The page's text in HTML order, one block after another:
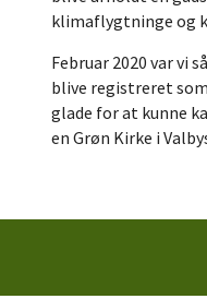
klimaflygtninge og
Februar 2020 var vi
blive registreret
glade for at kunne
en Grøn Kirke i